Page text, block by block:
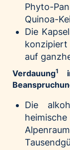
Phyto-
Quinoa-
Die
konzipiert
auf
Verdauung1
Die